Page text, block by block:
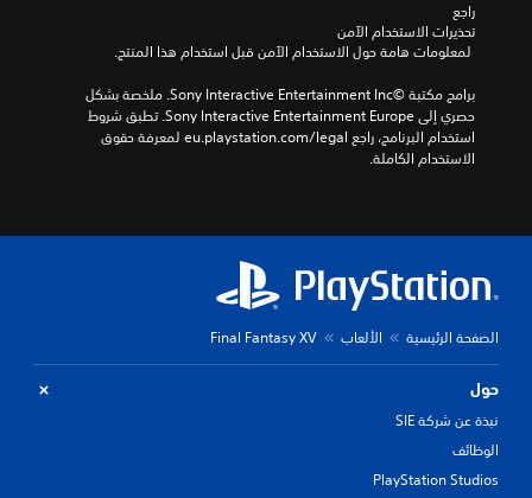
راجع
تحذيرات الاستخدام الآمن
برامج مكتبة ©Sony Interactive Entertainment Inc. ملخصة بشكل
حصري إلى Sony Interactive Entertainment Europe. تطبق شروط
استخدام البرنامج، راجع eu.playstation.com/legal لمعرفة حقوق
الاستخدام الكاملة.
الصفحة الرئيسية الألعاب Final Fantasy XV
حول
نبذة عن شركة SIE
الوظائف
PlayStation Studios